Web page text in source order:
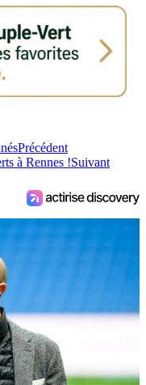
Précédent
à Rennes !Suivant